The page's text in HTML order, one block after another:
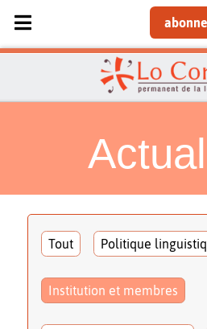
Sélectionnez votre langue
Tout Politique
Institution et membres